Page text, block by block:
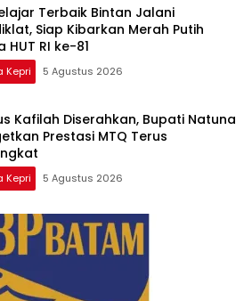
Terbaik Bintan Jalani
Siap Kibarkan Merah Putih
HUT RI ke-81
Kepri 5 Agustus 2026
Kafilah Diserahkan, Bupati Natuna
Prestasi MTQ Terus
Kepri 5 Agustus 2026